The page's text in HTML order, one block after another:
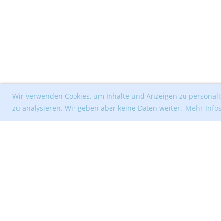
Wir verwenden Cookies, um Inhalte und Anzeigen zu
zu analysieren. Wir geben aber keine Daten weiter. Mehr Infos